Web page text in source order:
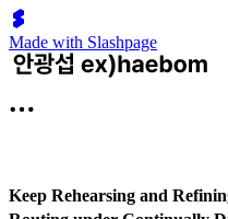
Made with Slashpage
Keep Rehearsing and